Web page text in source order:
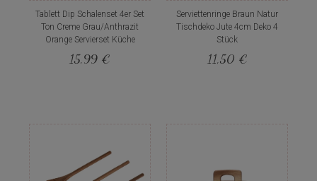
Tablett Dip Schalenset 4er Set
Ton Creme Grau/Anthrazit
Orange Servierset Küche
15,99 €
Serviettenringe Braun Natur
Tischdeko Jute 4cm Deko 4
Stück
11,50 €